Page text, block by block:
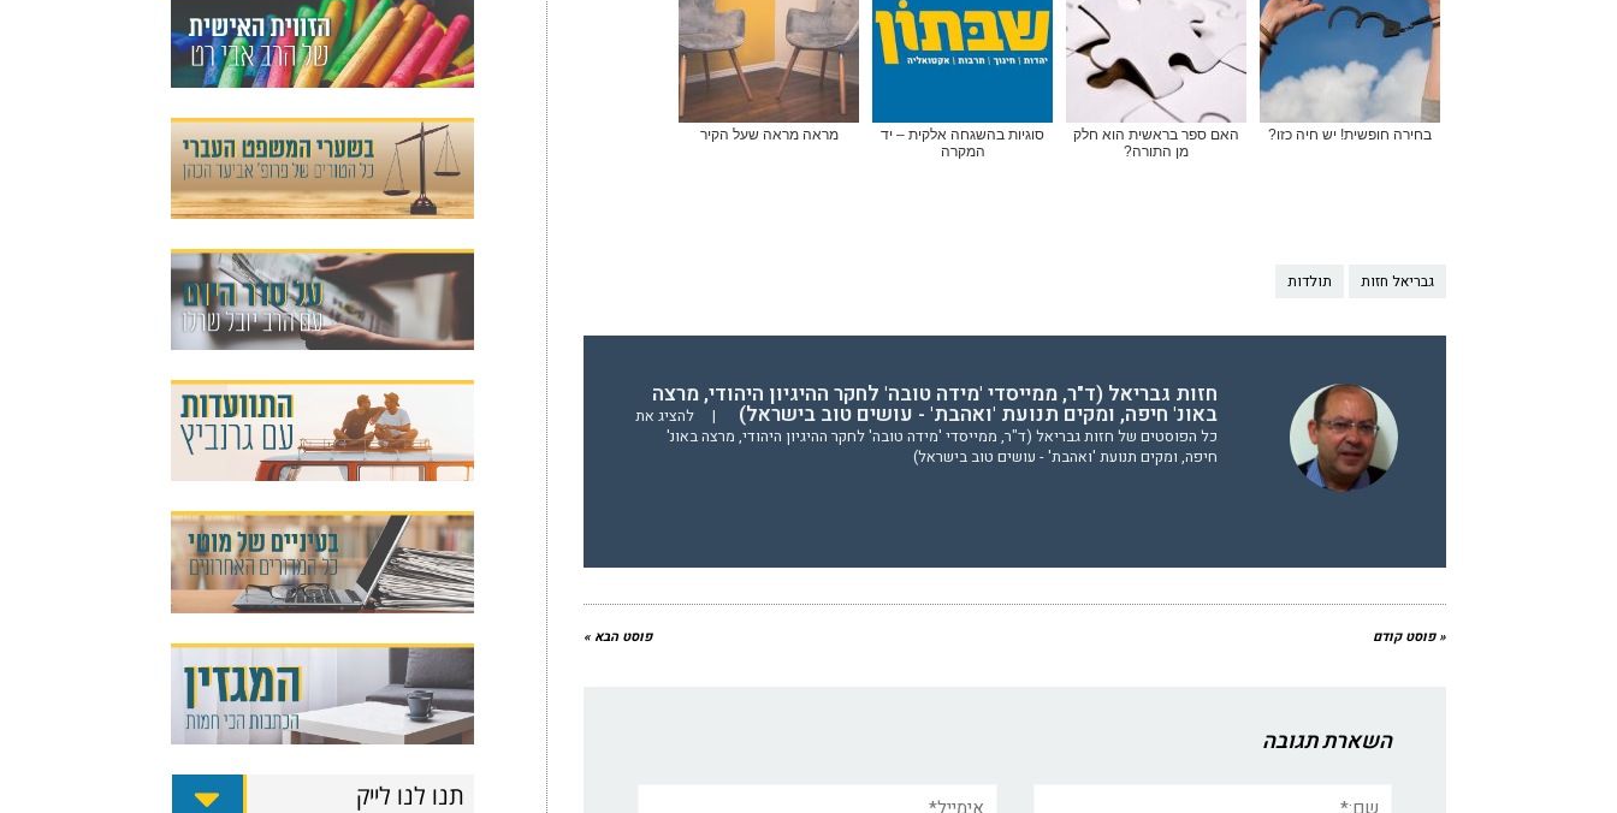
בחירה חופשית! יש חיה כזו?
האם ספר בראשית הוא חלק
מן התורה?
סוגיות בהשגחה אלקית – יד
המקרה
מראה מראה שעל הקיר
גבריאל חזות תולדות
חזות גבריאל (ד"ר, ממייסדי 'מידה טובה' לחקר ההיגיון היהודי, מרצה
באונ' חיפה, ומקים תנועת 'ואהבת' - עושים טוב בישראל) |
להציג את
כל הפוסטים של חזות גבריאל (ד"ר, ממייסדי 'מידה טובה' לחקר ההיגיון היהודי, מרצה באונ'
חיפה, ומקים תנועת 'ואהבת' - עושים טוב בישראל)
« פוסט קודם פוסט הבא »
השארת תגובה
תנו לנו לייק